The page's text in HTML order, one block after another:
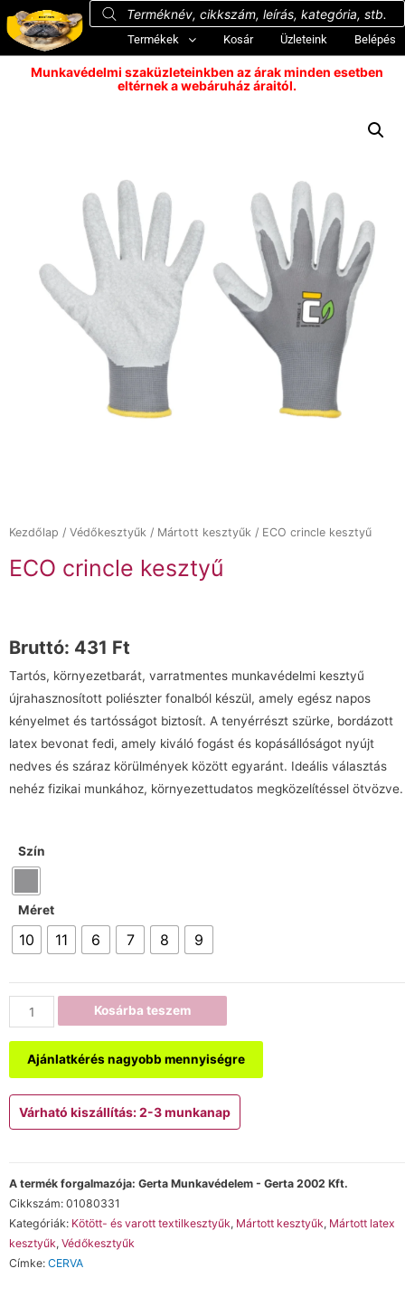
Termékek Kosár Üzleteink Belépés
Munkavédelmi szaküzleteinkben az árak minden esetben
eltérnek a webáruház áraitól.
Kezdőlap / Védőkesztyűk / Mártott kesztyűk / ECO crincle kesztyű
ECO crincle kesztyű
Bruttó: 431 Ft
Tartós, környezetbarát, varratmentes munkavédelmi kesztyű
újrahasznosított poliészter fonalból készül, amely egész napos
kényelmet és tartósságot biztosít. A tenyérrészt szürke, bordázott
latex bevonat fedi, amely kiváló fogást és kopásállóságot nyújt
nedves és száraz körülmények között egyaránt. Ideális választás
nehéz fizikai munkához, környezettudatos megközelítéssel ötvözve.
Szín
Méret
10 11 6 7 8 9
Kosárba teszem
Ajánlatkérés nagyobb mennyiségre
Várható kiszállítás: 2-3 munkanap
A termék forgalmazója: Gerta Munkavédelem - Gerta 2002 Kft.
Cikkszám: 01080331
Kategóriák: Kötött- és varott textilkesztyűk, Mártott kesztyűk, Mártott latex
kesztyűk, Védőkesztyűk
Címke: CERVA